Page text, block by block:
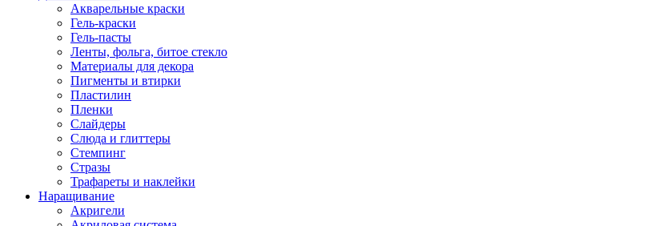
Акварельные краски
Гель-краски
Гель-пасты
Ленты, фольга, битое стекло
Материалы для декора
Пигменты и втирки
Пластилин
Пленки
Слайдеры
Слюда и глиттеры
Стемпинг
Стразы
Трафареты и наклейки
Наращивание
Акригели